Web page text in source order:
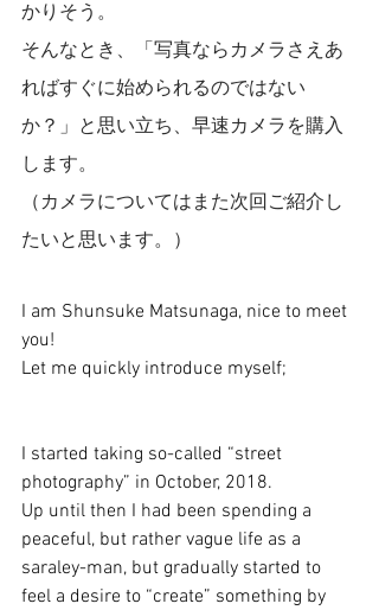
かりそう。
そんなとき、「写真ならカメラさえあ
ればすぐに始められるのではない
か？」と思い立ち、早速カメラを購入
します。
（カメラについてはまた次回ご紹介し
たいと思います。）
I am Shunsuke Matsunaga, nice to meet
you!
Let me quickly introduce myself;
I started taking so-called “street
photography” in October, 2018.
Up until then I had been spending a
peaceful, but rather vague life as a
saraley-man, but gradually started to
feel a desire to “create” something by